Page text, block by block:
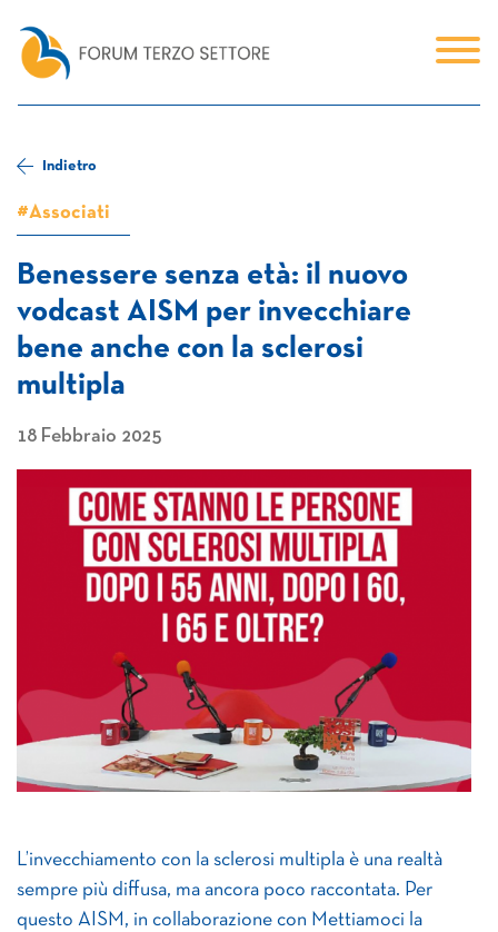
Indietro
#Associati
Benessere senza età: il nuovo
vodcast AISM per invecchiare
bene anche con la sclerosi
multipla
18 Febbraio 2025
L’invecchiamento con la sclerosi multipla è una realtà
sempre più diffusa, ma ancora poco raccontata. Per
questo AISM, in collaborazione con Mettiamoci la